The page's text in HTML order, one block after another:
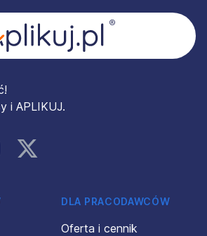
i APLIKUJ.
Instagram
DLA PRACODAWCÓW
Oferta i cennik